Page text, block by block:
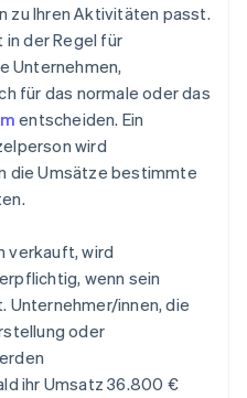
zu Ihren Aktivitäten passt.
der Regel für
Unternehmen,
für das normale oder das
entscheiden. Ein
wird
die Umsätze bestimmte
verkauft, wird
wenn sein
Unternehmer/innen, die
oder
ihr Umsatz 36.800 €